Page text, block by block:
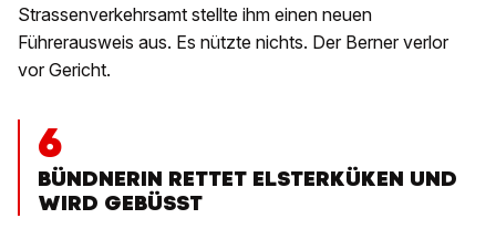
Strassenverkehrsamt stellte ihm einen neuen
Führerausweis aus. Es nützte nichts. Der Berner verlor
vor Gericht.
6
BÜNDNERIN RETTET ELSTERKÜKEN UND
WIRD GEBÜSST